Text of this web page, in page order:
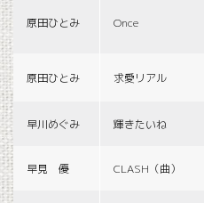
原田ひとみ Once
原田ひとみ 求愛リアル
早川めぐみ 輝きたいね
早見 優 CLASH（曲）